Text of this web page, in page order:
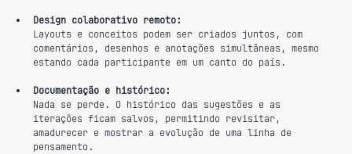
Design colaborativo remoto:
Layouts e conceitos podem ser criados juntos, com
comentários, desenhos e anotações simultâneas, mesmo
estando cada participante em um canto do país.
Documentação e histórico:
Nada se perde. O histórico das sugestões e as
iterações ficam salvos, permitindo revisitar,
amadurecer e mostrar a evolução de uma linha de
pensamento.